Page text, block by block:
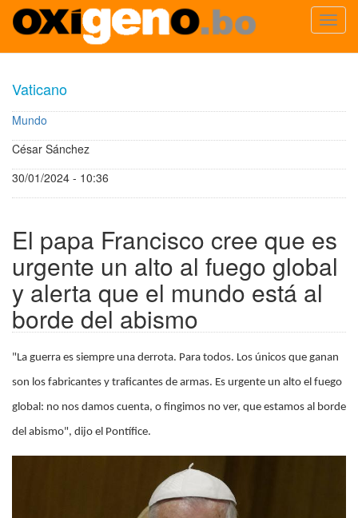
contenido
principal
Vaticano
Mundo
César Sánchez
30/01/2024 - 10:36
El papa Francisco cree que es
urgente un alto al fuego global
y alerta que el mundo está al
borde del abismo
"La guerra es siempre una derrota. Para todos. Los únicos que ganan
son los fabricantes y traficantes de armas. Es urgente un alto el fuego
global: no nos damos cuenta, o fingimos no ver, que estamos al borde
del abismo", dijo el Pontífice.